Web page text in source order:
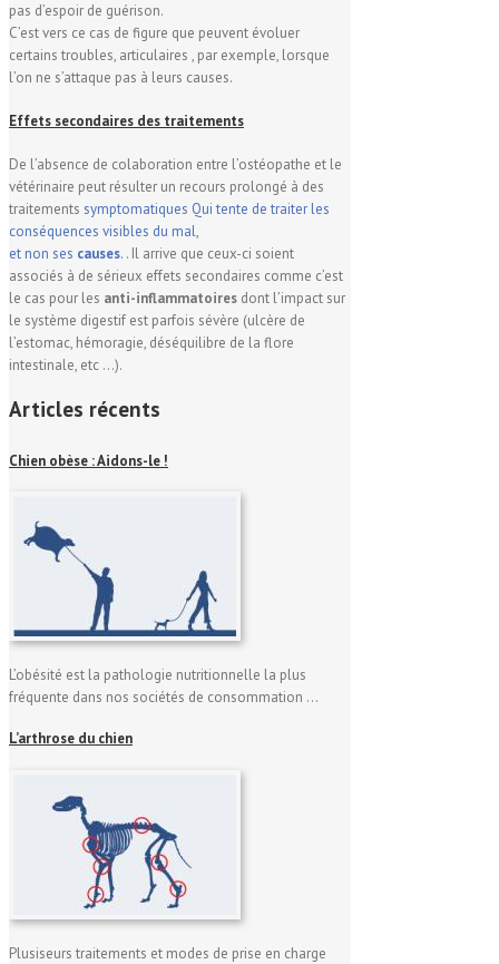
pas d’espoir de guérison.
C’est vers ce cas de figure que peuvent évoluer
certains troubles, articulaires , par exemple, lorsque
l’on ne s’attaque pas à leurs causes.
Effets secondaires des traitements
De l’absence de colaboration entre l’ostéopathe et le
vétérinaire peut résulter un recours prolongé à des
traitements symptomatiques Qui tente de traiter les
conséquences visibles du mal,
et non ses causes. . Il arrive que ceux-ci soient
associés à de sérieux effets secondaires comme c’est
le cas pour les anti-inflammatoires dont l’impact sur
le système digestif est parfois sévère (ulcère de
l’estomac, hémoragie, déséquilibre de la flore
intestinale, etc …).
Articles récents
Chien obèse : Aidons-le !
L’obésité est la pathologie nutritionnelle la plus
fréquente dans nos sociétés de consommation …
L’arthrose du chien
Plusiseurs traitements et modes de prise en charge